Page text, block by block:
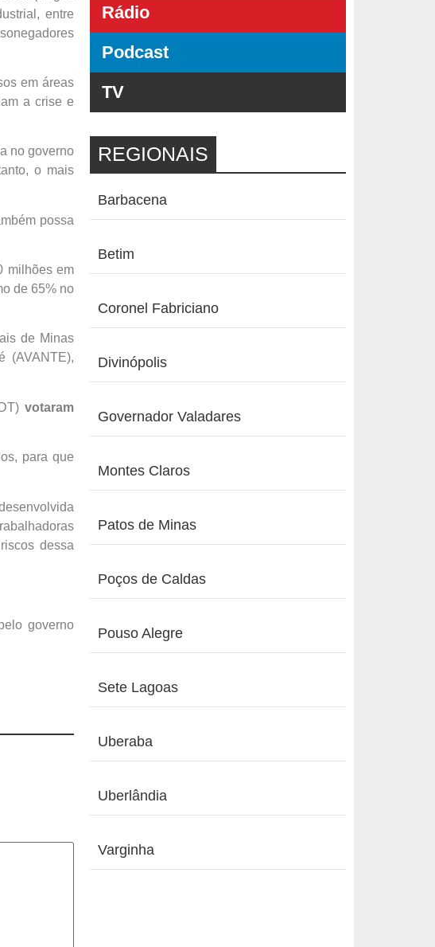
entre
em áreas
a crise e
no governo
o mais
possa
milhões em
de 65% no
de Minas
(AVANTE),
votaram
para que
dessa
governo
Rádio
Podcast
TV
REGIONAIS
Barbacena
Betim
Coronel Fabriciano
Divinópolis
Governador Valadares
Montes Claros
Patos de Minas
Poços de Caldas
Pouso Alegre
Sete Lagoas
Uberaba
Uberlândia
Varginha